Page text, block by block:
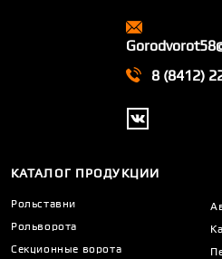
8 (8412)
КАТАЛОГ ПРОДУКЦИИ
Рольставни
Рольворота
Секционные ворота